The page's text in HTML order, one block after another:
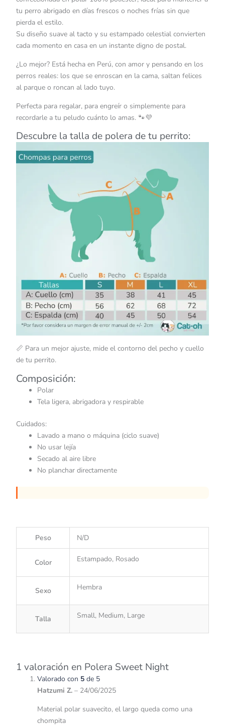
tu perro abrigado en días frescos o noches frías sin que
pierda el estilo.
Su diseño suave al tacto y su estampado celestial convierten
cada momento en casa en un instante digno de postal.
¿Lo mejor? Está hecha en Perú, con amor y pensando en los
perros reales: los que se enroscan en la cama, saltan felices
al parque o roncan al lado tuyo.
Perfecta para regalar, para engreír o simplemente para
recordarle a tu peludo cuánto lo amas. 🐾💜
Descubre la talla de polera de tu perrito:
📏 Para un mejor ajuste, mide el contorno del pecho y cuello
de tu perrito.
Composición:
Polar
Tela ligera, abrigadora y respirable
Cuidados:
Lavado a mano o máquina (ciclo suave)
No usar lejía
Secado al aire libre
No planchar directamente
Peso N/D
Color Estampado, Rosado
Sexo Hembra
Talla Small, Medium, Large
1 valoración en Polera Sweet Night
Valorado con 5 de 5
Hatzumi Z. – 24/06/2025
Material polar suavecito, el largo queda como una
chompita